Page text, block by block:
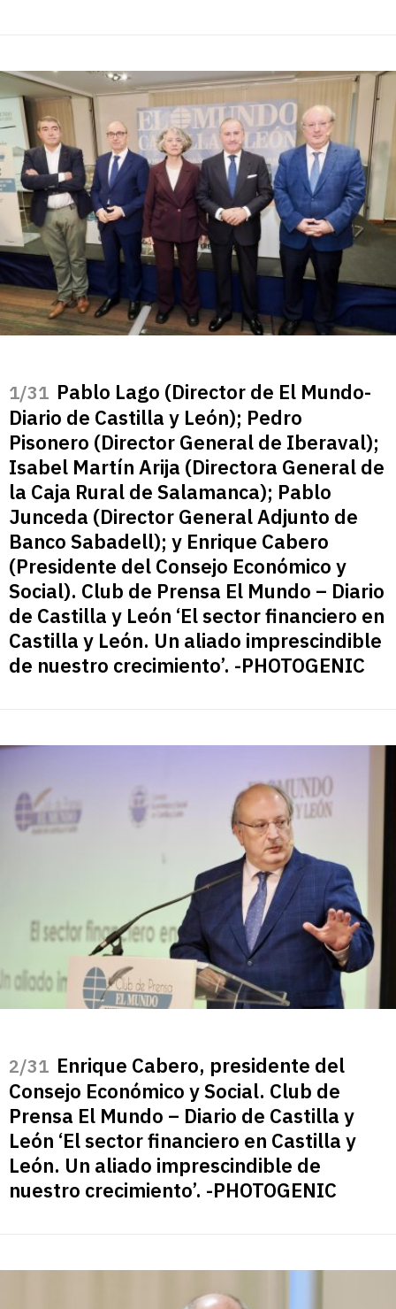
/31 Pablo Lago (Director de El Mundo-
Diario de Castilla y León); Pedro
Pisonero (Director General de Iberaval);
Isabel Martín Arija (Directora General de
la Caja Rural de Salamanca); Pablo
Junceda (Director General Adjunto de
Banco Sabadell); y Enrique Cabero
(Presidente del Consejo Económico y
Social). Club de Prensa El Mundo – Diario
de Castilla y León ‘El sector financiero en
Castilla y León. Un aliado imprescindible
de nuestro crecimiento’. -PHOTOGENIC
/31 Enrique Cabero, presidente del
Consejo Económico y Social. Club de
Prensa El Mundo – Diario de Castilla y
León ‘El sector financiero en Castilla y
León. Un aliado imprescindible de
nuestro crecimiento’. -PHOTOGENIC